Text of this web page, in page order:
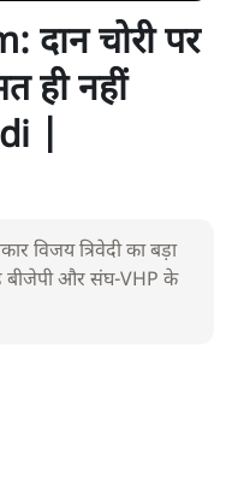
चोरी पर
ही नहीं
|
विजय त्रिवेदी का बड़ा
बीजेपी और संघ-VHP के